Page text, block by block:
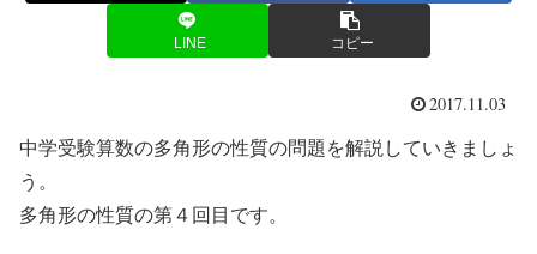
LINE コピー
2017.11.03
中学受験算数の多角形の性質の問題を解説していきましょ
う。
多角形の性質の第４回目です。